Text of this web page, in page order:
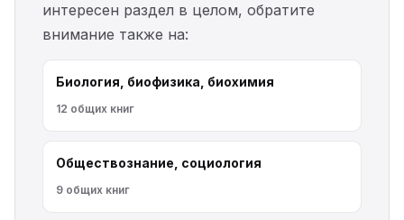
интересен раздел в целом, обратите
внимание также на:
Биология, биофизика, биохимия
12 общих книг
Обществознание, социология
9 общих книг